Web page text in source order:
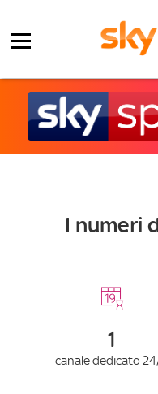
I numeri
1
canale dedicato